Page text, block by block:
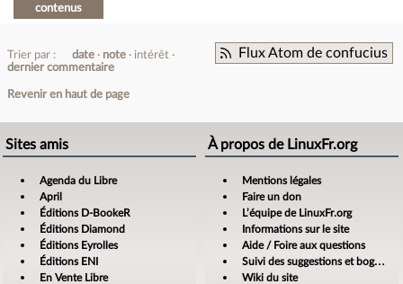
contenus
Flux Atom de confucius
Trier par : date note
intérêt
dernier commentaire
Revenir en haut de page
Sites amis
Agenda du Libre
April
Éditions D-BookeR
Éditions Diamond
Éditions Eyrolles
Éditions ENI
En Vente Libre
À propos de LinuxFr.org
Mentions légales
Faire un don
L’équipe de LinuxFr.org
Informations sur le site
Aide / Foire aux questions
Suivi des suggestions et bogues
Wiki du site